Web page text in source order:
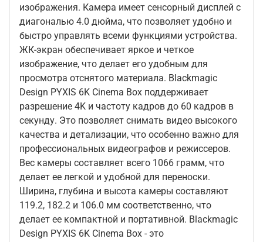
изображения. Камера имеет сенсорный дисплей с
диагональю 4.0 дюйма, что позволяет удобно и
быстро управлять всеми функциями устройства.
ЖК-экран обеспечивает яркое и четкое
изображение, что делает его удобным для
просмотра отснятого материала. Blackmagic
Design PYXIS 6K Cinema Box поддерживает
разрешение 4K и частоту кадров до 60 кадров в
секунду. Это позволяет снимать видео высокого
качества и детализации, что особенно важно для
профессиональных видеографов и режиссеров.
Вес камеры составляет всего 1066 грамм, что
делает ее легкой и удобной для переноски.
Ширина, глубина и высота камеры составляют
119.2, 182.2 и 106.0 мм соответственно, что
делает ее компактной и портативной. Blackmagic
Design PYXIS 6K Cinema Box - это